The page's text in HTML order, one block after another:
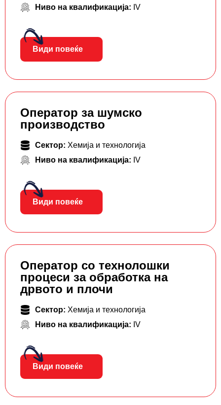
Ниво на квалификација: IV
Види повеќе
Оператор за шумско
производство
Сектор: Хемија и технологија
Ниво на квалификација: IV
Види повеќе
Оператор со технолошки
процеси за обработка на
дрвото и плочи
Сектор: Хемија и технологија
Ниво на квалификација: IV
Види повеќе